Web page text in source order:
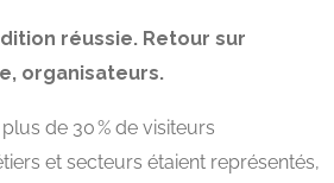
réussie. Retour sur
organisateurs.
de 30 % de visiteurs
et secteurs étaient représentés,